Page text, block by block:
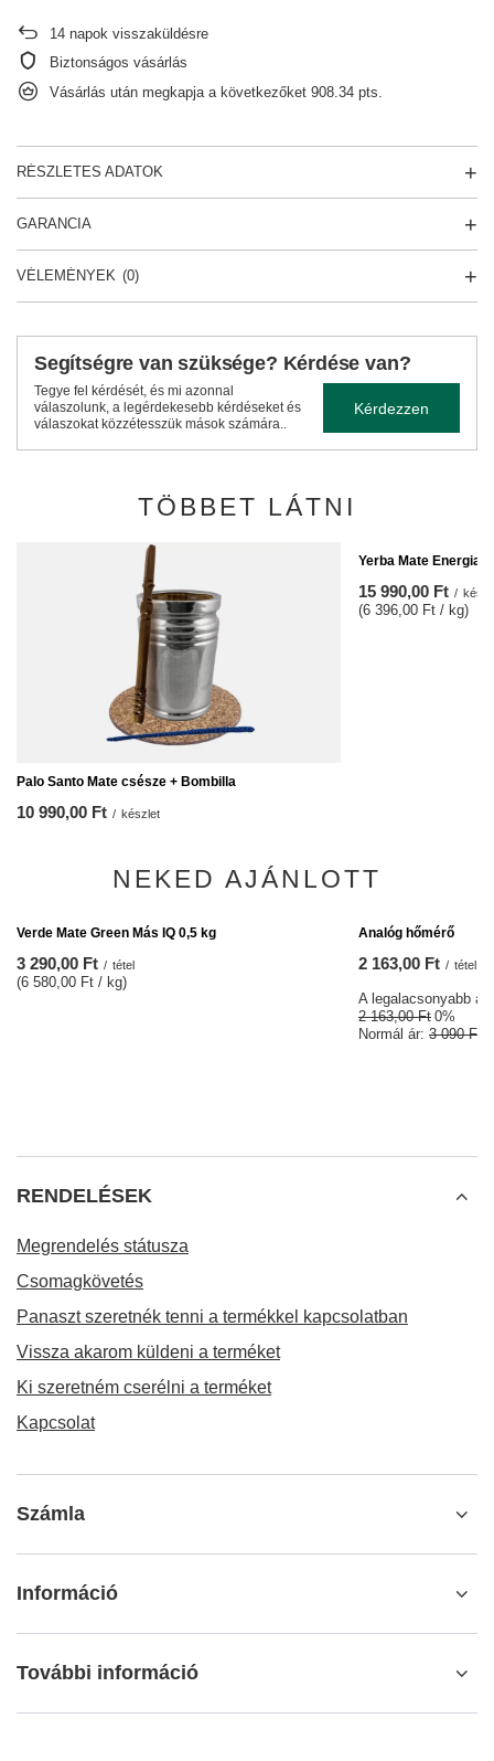
14 napok visszaküldésre
Biztonságos vásárlás
Vásárlás után megkapja a következőket 908.34 pts.
RÉSZLETES ADATOK
GARANCIA
VÉLEMÉNYEK (0)
Segítségre van szüksége? Kérdése van?
Tegye fel kérdését, és mi azonnal
válaszolunk, a legérdekesebb kérdéseket és
válaszokat közzétesszük mások számára..
Kérdezzen
TÖBBET LÁTNI
Palo Santo Mate csésze + Bombilla
10 990,00 Ft / készlet
Yerba Mate Energia
15 990,00 Ft /
(6 396,00 Ft / kg)
NEKED AJÁNLOTT
Verde Mate Green Más IQ 0,5 kg
/
(6 580,00 Ft / kg)
Analóg hőmérő
2 163,00 Ft / tétel
A legalacsonyabb
2 163,00 Ft 0%
Normál ár: 3 090 Ft
RENDELÉSEK
Megrendelés státusza
Vissza akarom küldeni a terméket
Ki szeretném cserélni a terméket
Kapcsolat
Számla